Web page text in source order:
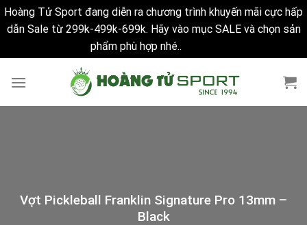
Hoàng Tử Sport đang diễn ra chương trình khuyến mãi cực hấp
dẫn Sale từ 299k-499k-699k. Hãy vào mục SALE và chọn sản
phẩm phù hợp nhé..
Vợt Pickleball Franklin Signature Pro 13mm –
Black